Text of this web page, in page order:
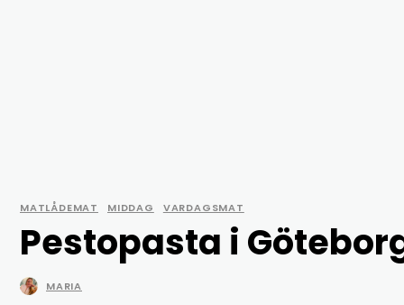
MATLÅDEMAT MIDDAG VARDAGSMAT
Pestopasta i
MARIA